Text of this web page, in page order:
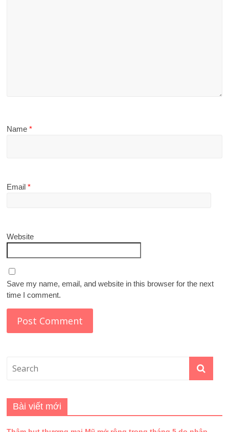
Name*
Email*
Website
Save my name, email, and website in this browser for the next
time I comment.
Bài viết mới